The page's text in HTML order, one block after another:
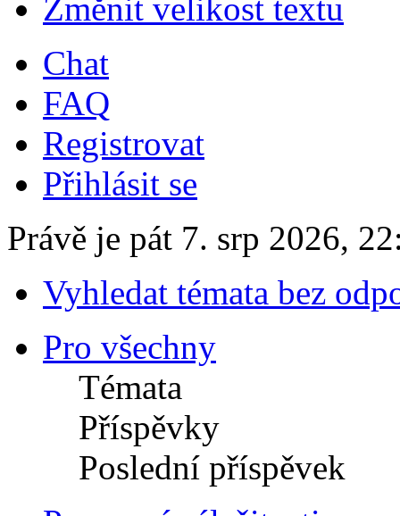
Změnit velikost textu
Chat
FAQ
Registrovat
Přihlásit se
Právě je pát 7. srp 2026,
Vyhledat témata bez
Pro všechny
Témata
Příspěvky
Poslední příspěvek